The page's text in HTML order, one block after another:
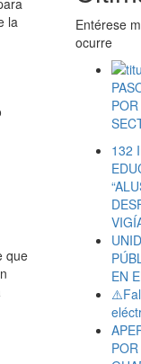
la
que
Entérese
ocurre
132
EN